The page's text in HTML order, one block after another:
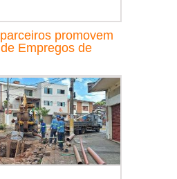
promovem
Empregos de